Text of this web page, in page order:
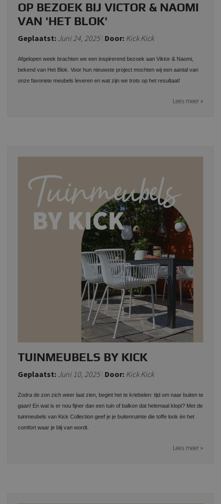
OP BEZOEK BIJ VICTOR & NAOMI
VAN 'HET BLOK'
Geplaatst: Juni 24, 2025 Door: Kick Kick
Afgelopen week brachten we een inspirerend bezoek aan Viktor & Naomi,
bekend van Het Blok. Voor hun nieuwste project mochten wij een aantal van
onze favoriete meubels leveren en wat zijn we trots op het resultaat!
Lees meer »
TUINMEUBELS BY KICK
Geplaatst: Juni 10, 2025 Door: Kick Kick
Zodra de zon zich weer laat zien, begint het te kriebelen: tijd om naar buiten te
gaan! En wat is er nou fijner dan een tuin of balkon dat helemaal klopt? Met de
tuinmeubels van Kick Collection geef je je buitenruimte die toffe look én het
comfort waar je blij van wordt.
Lees meer »